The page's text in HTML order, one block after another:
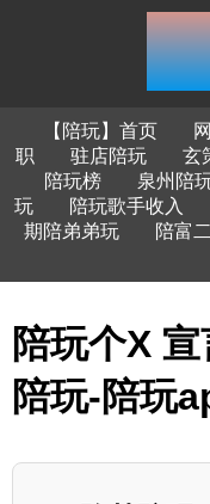
【陪玩】首页
职
驻店陪玩 玄
陪玩榜
泉州陪
玩
陪玩歌手收入
期陪弟弟玩
陪富
陪玩个X
陪玩-陪玩